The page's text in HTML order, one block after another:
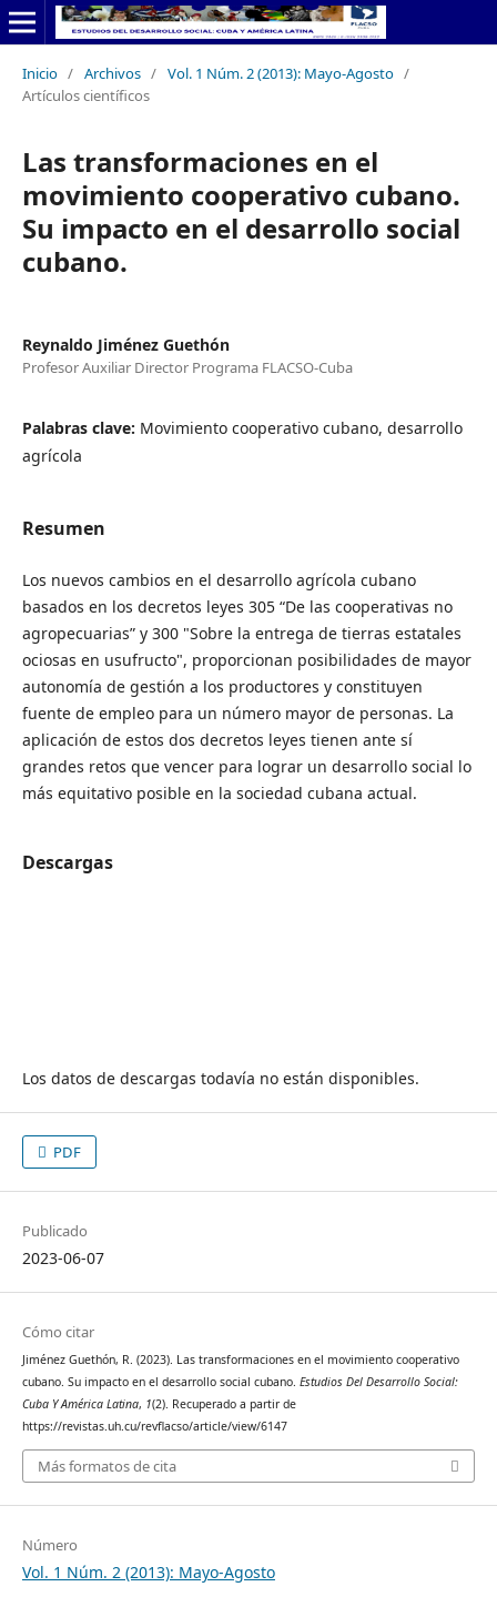
Inicio / Archivos / Vol. 1 Núm. 2 (2013): Mayo-Agosto /
Artículos científicos
Las transformaciones en el
movimiento cooperativo cubano.
Su impacto en el desarrollo social
cubano.
Reynaldo Jiménez Guethón
Profesor Auxiliar Director Programa FLACSO-Cuba
Palabras clave: Movimiento cooperativo cubano, desarrollo
agrícola
Resumen
Los nuevos cambios en el desarrollo agrícola cubano
basados en los decretos leyes 305 “De las cooperativas no
agropecuarias” y 300 "Sobre la entrega de tierras estatales
ociosas en usufructo", proporcionan posibilidades de mayor
autonomía de gestión a los productores y constituyen
fuente de empleo para un número mayor de personas. La
aplicación de estos dos decretos leyes tienen ante sí
grandes retos que vencer para lograr un desarrollo social lo
más equitativo posible en la sociedad cubana actual.
Descargas
Los datos de descargas todavía no están disponibles.
PDF
Publicado
2023-06-07
Cómo citar
Jiménez Guethón, R. (2023). Las transformaciones en el movimiento cooperativo
cubano. Su impacto en el desarrollo social cubano. Estudios Del Desarrollo Social:
Cuba Y América Latina, 1(2). Recuperado a partir de
https://revistas.uh.cu/revflacso/article/view/6147
Más formatos de cita
Número
Vol. 1 Núm. 2 (2013): Mayo-Agosto